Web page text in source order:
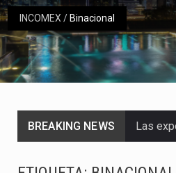
INCOMEX/ Binacional
BREAKING NEWS